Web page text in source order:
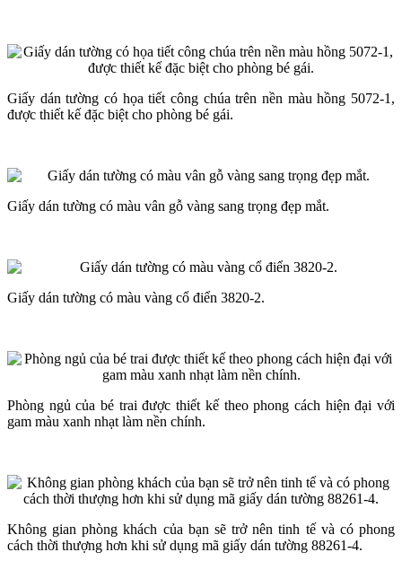
Giấy dán tường có họa tiết công chúa trên nền màu hồng 5072-1,
được thiết kế đặc biệt cho phòng bé gái.
Giấy dán tường có màu vân gỗ vàng sang trọng đẹp mắt.
Giấy dán tường có màu vàng cổ điển 3820-2.
Phòng ngủ của bé trai được thiết kế theo phong cách hiện đại với
gam màu xanh nhạt làm nền chính.
Không gian phòng khách của bạn sẽ trở nên tinh tế và có phong
cách thời thượng hơn khi sử dụng mã giấy dán tường 88261-4.